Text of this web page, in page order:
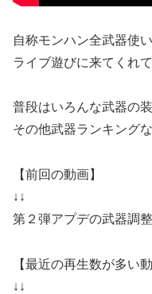
自称モンハン全武器使
ライブ遊びに来てくれ
普段はいろんな武器の
その他武器ランキング
【前回の動画】
↓↓
第２弾アプデの武器調
【最近の再生数が多い動
↓↓